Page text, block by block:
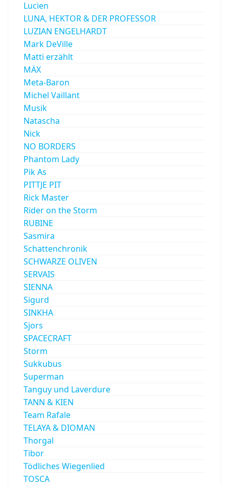
Lucien
LUNA, HEKTOR & DER PROFESSOR
LUZIAN ENGELHARDT
Mark DeVille
Matti erzählt
MÄX
Meta-Baron
Michel Vaillant
Musik
Natascha
Nick
NO BORDERS
Phantom Lady
Pik As
PITTJE PIT
Rick Master
Rider on the Storm
RUBINE
Sasmira
Schattenchronik
SCHWARZE OLIVEN
SERVAIS
SIENNA
Sigurd
SINKHA
Sjors
SPACECRAFT
Storm
Sukkubus
Superman
Tanguy und Laverdure
TANN & KIEN
Team Rafale
TELAYA & DIOMAN
Thorgal
Tibor
Tödliches Wiegenlied
TOSCA